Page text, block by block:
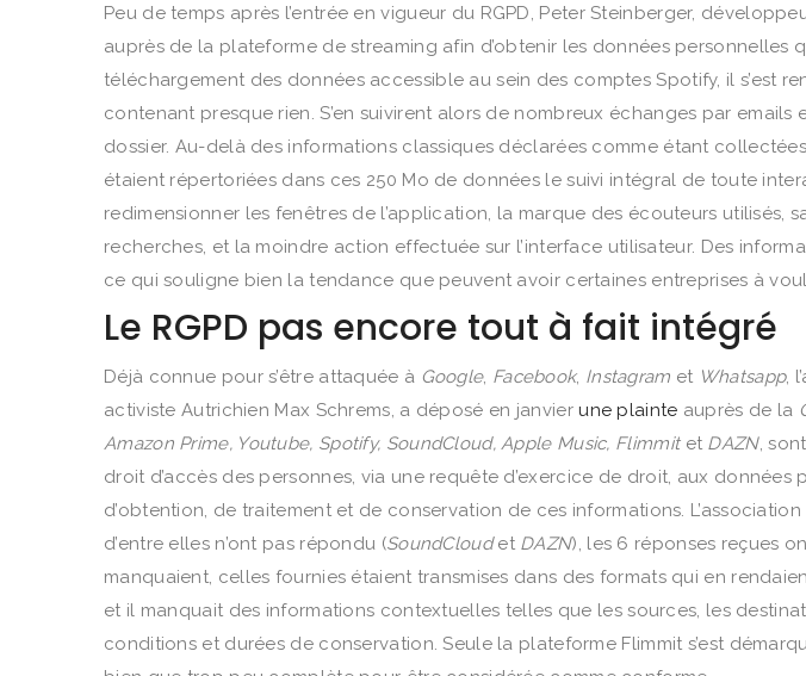
Peu de temps après l’entrée en vigueur du RGPD, Peter Steinberger,
auprès de la plateforme de streaming afin d’obtenir les données personnelles
téléchargement des données accessible au sein des comptes Spotify, il s’est
contenant presque rien. S’en suivirent alors de nombreux échanges par
dossier. Au-delà des informations classiques déclarées comme étant
étaient répertoriées dans ces 250 Mo de données le suivi intégral de toute
redimensionner les fenêtres de l’application, la marque des écouteurs utilisés,
recherches, et la moindre action effectuée sur l’interface utilisateur. Des
ce qui souligne bien la tendance que peuvent avoir certaines entreprises à
Le RGPD pas encore tout à fait intégré
Déjà connue pour s’être attaquée à Google, Facebook, Instagram et Whatsapp,
activiste Autrichien Max Schrems, a déposé en janvierune plainte auprès de la
Amazon Prime, Youtube, Spotify, SoundCloud, Apple Music, Flimmitet DAZN,
droit d’accès des personnes, via une requête d’exercice de droit, aux
d’obtention, de traitement et de conservation de ces informations.
d’entre elles n’ont pas répondu (SoundCloudet DAZN), les 6 réponses reçues
manquaient, celles fournies étaient transmises dans des formats qui en
et il manquait des informations contextuelles telles que les sources, les
conditions et durées de conservation. Seule la plateforme Flimmit s’est